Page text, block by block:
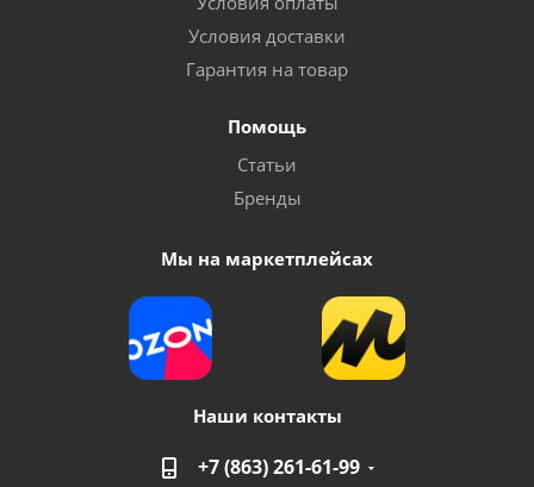
Условия доставки
Гарантия на товар
Помощь
Статьи
Бренды
Мы на маркетплейсах
Наши контакты
+7 (863) 261-61-99